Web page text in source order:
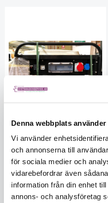
Denna webbplats
Vi använder
och annonserna till
för sociala medier och
vidarebefordrar även
information från din enhet
annons- och analysföretag
Europower Generator EP650
TE-25 Sn: 2035-18
B2006
I lager
5561521385